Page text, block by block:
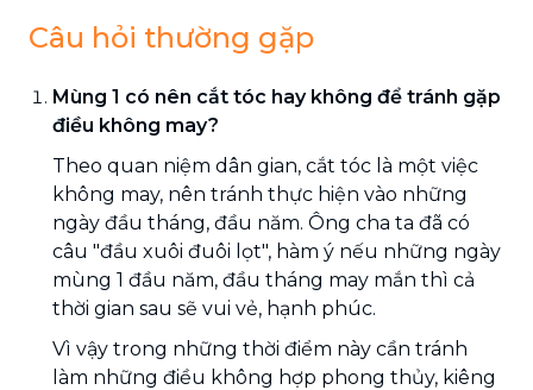
Câu hỏi thường gặp
Mùng 1 có nên cắt tóc hay không để tránh gặp
điều không may?
Theo quan niệm dân gian, cắt tóc là một việc
không may, nên tránh thực hiện vào những
ngày đầu tháng, đầu năm. Ông cha ta đã có
câu "đầu xuôi đuôi lọt", hàm ý nếu những ngày
mùng 1 đầu năm, đầu tháng may mắn thì cả
thời gian sau sẽ vui vẻ, hạnh phúc.
Vì vậy trong những thời điểm này cần tránh
làm những điều không hợp phong thủy, kiêng